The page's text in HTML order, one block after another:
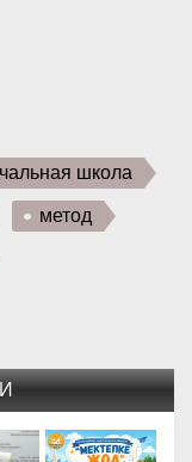
школа
метод